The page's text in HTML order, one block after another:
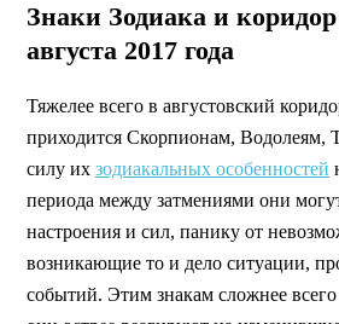
Знаки Зодиака и
августа 2017 года
Тяжелее всего в августовский
приходится Скорпионам, Водолеям,
силу их зодиакальных особенностей
периода между затмениями они
настроения и сил, панику от
возникающие то и дело ситуации,
событий. Этим знакам сложнее всего